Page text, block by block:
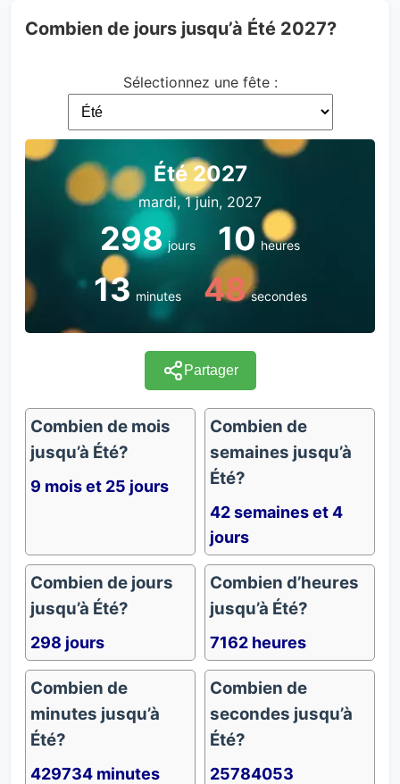
Combien de jours jusqu’à Été 2027?
Sélectionnez une fête :
Été 2027
mardi, 1 juin, 2027
298 jours 10 heures
13 minutes 48 secondes
Partager
Combien de mois
jusqu’à Été?
9 mois et 25 jours
Combien de
semaines jusqu’à
Été?
42 semaines et 4
jours
Combien de jours
jusqu’à Été?
298 jours
Combien d’heures
jusqu’à Été?
7162 heures
Combien de
minutes jusqu’à
Été?
429734 minutes
Combien de
secondes jusqu’à
Été?
25784053